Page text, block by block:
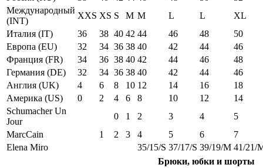
Международный
(INT)
XXS XS S M M L L
XL
Италия (IT)
36 38 40 42 44 46 48
50
Европа (EU)
32 34 36 38 40 42 44
46
Франция (FR)
34 36 38 40 42 44 46
48
Германия (DE)
32 34 36 38 40 42 44
46
Англия (UK)
4 6 8 10 12 14 16
18
Америка (US)
0 2 4 6 8 10 12
14
Schumacher Un
Jour
0 1 2 3 4
5
MarcCain
1 2 3 4 5 6
7
Elena Miro
35/15/S 37/17/S 39/19/M 41/21/
Брюки, юбки и шорты